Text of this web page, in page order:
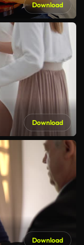
Download
Download
Download